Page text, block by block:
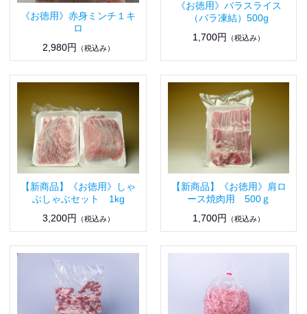
《お徳用》赤身ミンチ１キ
ロ
2,980円
（税込み）
《お徳用》バラスライス
（バラ凍結）500g
1,700円
（税込み）
【新商品】《お徳用》しゃ
ぶしゃぶセット 1kg
3,200円
（税込み）
【新商品】《お徳用》肩ロ
ース焼肉用 500ｇ
1,700円
（税込み）